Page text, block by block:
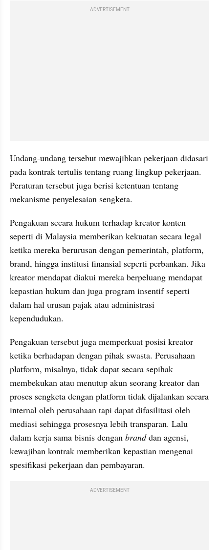
ADVERTISEMENT
Undang-undang tersebut mewajibkan pekerjaan didasari
pada kontrak tertulis tentang ruang lingkup pekerjaan.
Peraturan tersebut juga berisi ketentuan tentang
mekanisme penyelesaian sengketa.
Pengakuan secara hukum terhadap kreator konten
seperti di Malaysia memberikan kekuatan secara legal
ketika mereka berurusan dengan pemerintah, platform,
brand, hingga institusi finansial seperti perbankan. Jika
kreator mendapat diakui mereka berpeluang mendapat
kepastian hukum dan juga program insentif seperti
dalam hal urusan pajak atau administrasi
kependudukan.
Pengakuan tersebut juga memperkuat posisi kreator
ketika berhadapan dengan pihak swasta. Perusahaan
platform, misalnya, tidak dapat secara sepihak
membekukan atau menutup akun seorang kreator dan
proses sengketa dengan platform tidak dijalankan secara
internal oleh perusahaan tapi dapat difasilitasi oleh
mediasi sehingga prosesnya lebih transparan. Lalu
dalam kerja sama bisnis dengan brand dan agensi,
kewajiban kontrak memberikan kepastian mengenai
spesifikasi pekerjaan dan pembayaran.
ADVERTISEMENT